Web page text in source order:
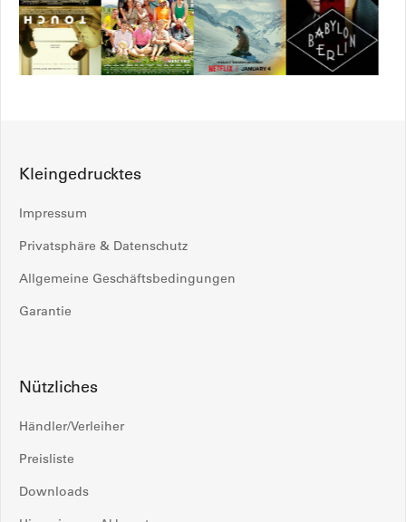
Kleingedrucktes
Impressum
Privatsphäre & Datenschutz
Allgemeine Geschäftsbedingungen
Garantie
Nützliches
Händler/Verleiher
Preisliste
Downloads